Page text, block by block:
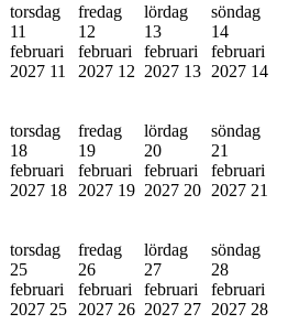
torsdag
11
februari
2027 11
fredag
12
februari
2027 12
lördag
13
februari
2027 13
söndag
14
februari
2027 14
torsdag
18
februari
2027 18
fredag
19
februari
2027 19
lördag
20
februari
2027 20
söndag
21
februari
2027 21
torsdag
25
februari
2027 25
fredag
26
februari
2027 26
lördag
27
februari
2027 27
söndag
28
februari
2027 28